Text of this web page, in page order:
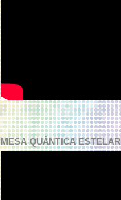
MESA QUÂNTICA ESTELAR